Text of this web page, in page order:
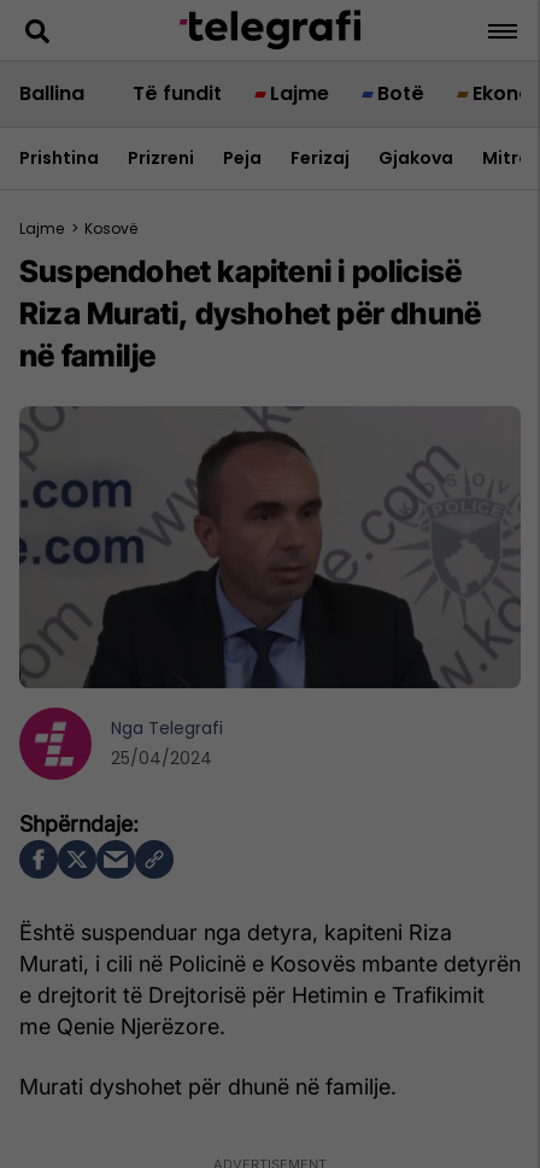
Ballina Të fundit Lajme Botë
Prishtina Prizreni Peja Ferizaj Gjakova
Lajme > Kosovë
Suspendohet kapiteni i policisë
Riza Murati, dyshohet për dhunë
në familje
Është suspenduar nga detyra, kapiteni Riza
Murati, i cili në Policinë e Kosovës mbante detyrën
e drejtorit të Drejtorisë për Hetimin e Trafikimit
me Qenie Njerëzore.
Murati dyshohet për dhunë në familje.
Nga Telegrafi
25/04/2024